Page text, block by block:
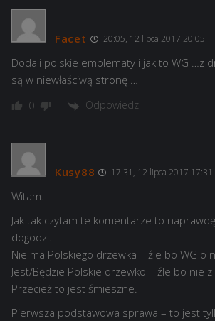
Facet 20:05, 12 lipca 2017 20:05
Dodali polskie emblematy i jak to WG …z
są w niewłaściwą stronę …
0 Odpowiedz
Kusy88 17:31, 12 lipca 2017 17:31
Witam.
Jak tak czytam te komentarze to
dogodzi.
Nie ma Polskiego drzewka – źle bo WG o
Jest/Będzie Polskie drzewko – źle bo nie z
Przecież to jest śmieszne.
Pierwsza podstawowa sprawa – to jest